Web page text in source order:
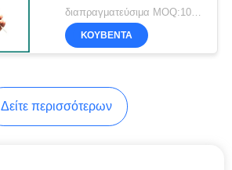
προστασία μόνωσης
μανικιών
περικαλυμμάτων για το
διαπραγματεύσιμα MOQ:1000pcs
ΚΟΥΒΈΝΤΑ
Δείτε περισσότερων